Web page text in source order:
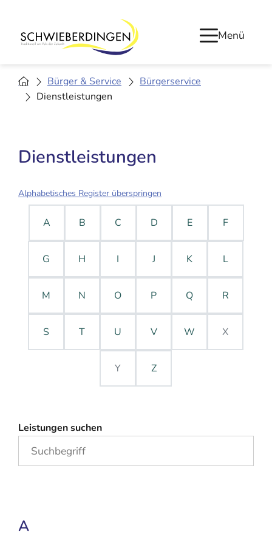
Menü
Bürger & Service
Bürgerservice
Dienstleistungen
Dienstleistungen
Alphabetisches Register überspringen
A B C D E F
G H I J K L
M N O P Q R
S T U V W X
Y Z
Leistungen suchen
A